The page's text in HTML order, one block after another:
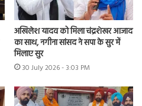
अखिलेश यादव को मिला चंद्रशेखर आजाद
का साथ, नगीना सांसद ने सपा के सुर में
मिलाए सुर
30 July 2026 - 3:03 PM